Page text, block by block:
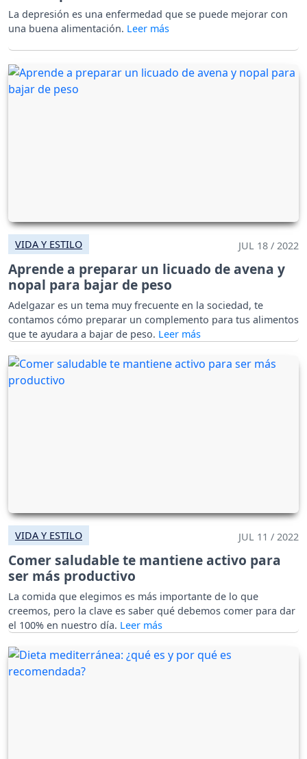
La depresión es una enfermedad que se puede mejorar con
una buena alimentación.
VIDA Y ESTILO JUL 18 / 2022
Aprende a preparar un licuado de avena y
nopal para bajar de peso
Adelgazar es un tema muy frecuente en la sociedad, te
contamos cómo preparar un complemento para tus alimentos
que te ayudara a bajar de peso.
VIDA Y ESTILO JUL 11 / 2022
Comer saludable te mantiene activo para
ser más productivo
La comida que elegimos es más importante de lo que
creemos, pero la clave es saber qué debemos comer para dar
el 100% en nuestro día.